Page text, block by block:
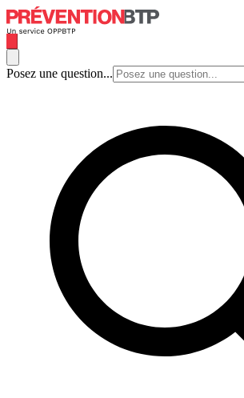
Posez une question...